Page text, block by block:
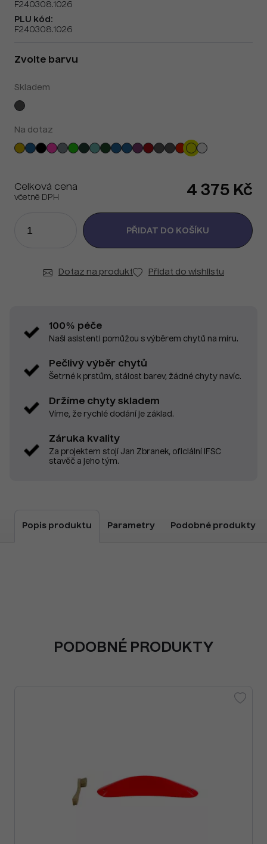
F240308.1026
PLU kód:
F240308.1026
Zvolte barvu
Skladem
Na dotaz
Celková cena
včetně DPH 4 375 Kč
Dotaz na produkt Přidat do wishlistu
100% péče
Naši asistenti pomůžou s výběrem chytů na míru.
Pečlivý výběr chytů
Šetrné k prstům, stálost barev, žádné chyty navíc.
Držíme chyty skladem
Víme, že rychlé dodání je základ.
Záruka kvality
Za projektem stojí Jan Zbranek, oficiální IFSC
stavěč a jeho tým.
Popis produktu Parametry Podobné produkty
PODOBNÉ PRODUKTY